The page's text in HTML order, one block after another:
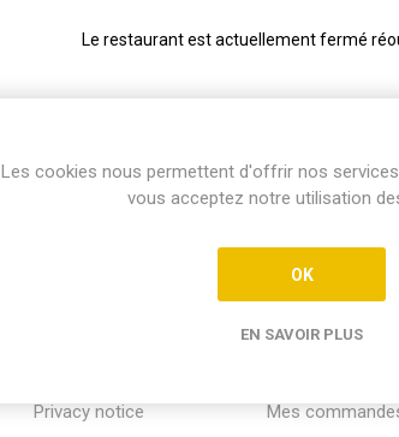
Le restaurant est actuellement fermé
Privacy notice Mes
Les cookies nous permettent d'offrir nos
vous acceptez notre utilisation
OK
EN SAVOIR PLUS